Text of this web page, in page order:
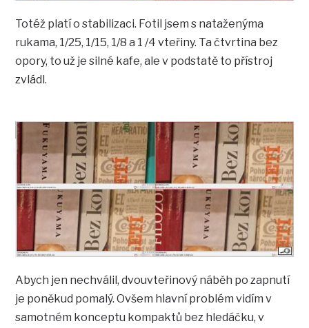
Totéž platí o stabilizaci. Fotil jsem s nataženýma
rukama, 1/25, 1/15, 1/8 a 1 /4 vteřiny. Ta čtvrtina bez
opory, to už je silné kafe, ale v podstatě to přístroj
zvládl.
Abych jen nechválil, dvouvteřinový náběh po zapnutí
je poněkud pomalý. Ovšem hlavní problém vidím v
samotném konceptu kompaktů bez hledáčku, v